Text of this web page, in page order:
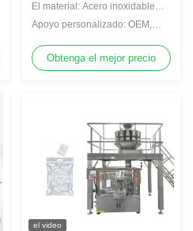
combinación de múltiples
cabezas
El material: Acero inoxidable
304/316
Apoyo personalizado: OEM,
Obtenga el mejor precio
el video